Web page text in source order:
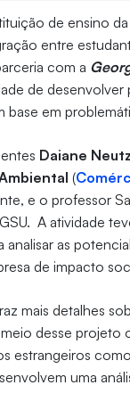
de ensino da
entre
com a
de
em
Daiane
(
e o professor
A atividade
analisar as
de impacto
mais detalhes
desse
estrangeiros
uma